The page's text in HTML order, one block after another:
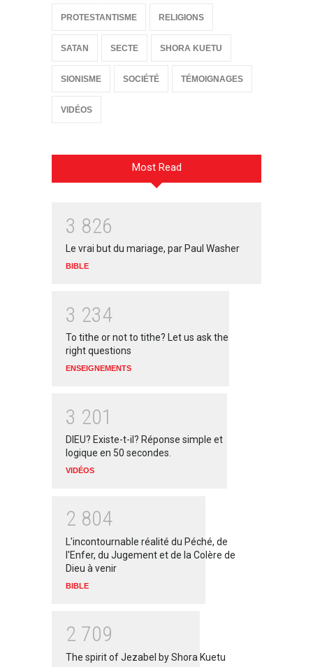
PROTESTANTISME RELIGIONS
SATAN SECTE SHORA KUETU
SIONISME SOCIÉTÉ TÉMOIGNAGES
VIDÉOS
Most Read
3 826
Le vrai but du mariage, par Paul Washer
BIBLE
3 234
To tithe or not to tithe? Let us ask the
right questions
ENSEIGNEMENTS
3 201
DIEU? Existe-t-il? Réponse simple et
logique en 50 secondes.
VIDÉOS
2 804
L'incontournable réalité du Péché, de
l'Enfer, du Jugement et de la Colère de
Dieu à venir
BIBLE
2 709
The spirit of Jezabel by Shora Kuetu